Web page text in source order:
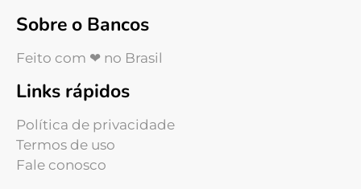
Sobre o Bancos
Feito com ❤ no Brasil
Links rápidos
Política de privacidade
Termos de uso
Fale conosco